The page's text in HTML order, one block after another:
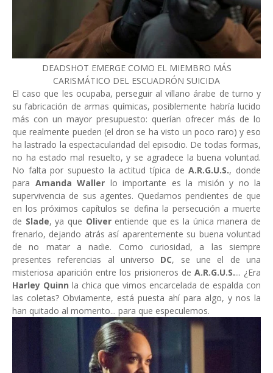
DEADSHOT EMERGE COMO EL MIEMBRO MÁS
CARISMÁTICO DEL ESCUADRÓN SUICIDA
El caso que les ocupaba, perseguir al villano árabe de turno y
su fabricación de armas químicas, posiblemente habría lucido
más con un mayor presupuesto: querían ofrecer más de lo
que realmente pueden (el dron se ha visto un poco raro) y eso
ha lastrado la espectacularidad del episodio. De todas formas,
no ha estado mal resuelto, y se agradece la buena voluntad.
No falta por supuesto la actitud típica deA.R.G.U.S., donde
para Amanda Waller lo importante es la misión y no la
supervivencia de sus agentes. Quedamos pendientes de que
en los próximos capítulos se defina la persecución a muerte
de Slade, ya que Oliver entiende que es la única manera de
frenarlo, dejando atrás así aparentemente su buena voluntad
de no matar a nadie. Como curiosidad, a las siempre
presentes referencias al universo DC, se une el de una
misteriosa aparición entre los prisioneros de A.R.G.U.S.... ¿Era
Harley Quinn la chica que vimos encarcelada de espalda con
las coletas? Obviamente, está puesta ahí para algo, y nos la
han quitado al momento... para que especulemos.